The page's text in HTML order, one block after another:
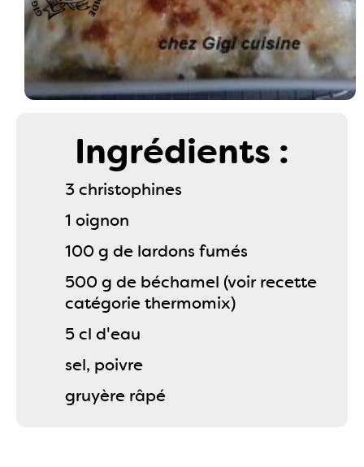
Ingrédients :
3 christophines
1 oignon
100 g de lardons fumés
500 g de béchamel (voir recette
catégorie thermomix)
5 cl d'eau
sel, poivre
gruyère râpé